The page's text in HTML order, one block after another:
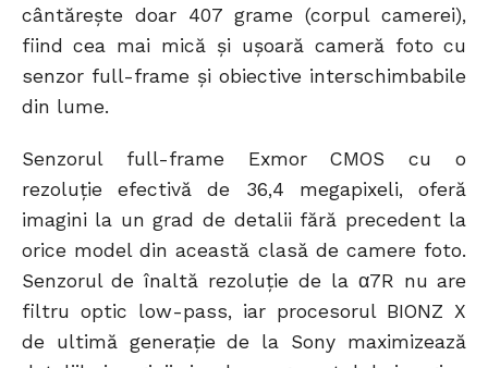
cântărește doar 407 grame (corpul camerei),
fiind cea mai mică și ușoară cameră foto cu
senzor full-frame și obiective interschimbabile
din lume.
Senzorul full-frame Exmor CMOS cu o
rezoluție efectivă de 36,4 megapixeli, oferă
imagini la un grad de detalii fără precedent la
orice model din această clasă de camere foto.
Senzorul de înaltă rezoluție de la α7R nu are
filtru optic low-pass, iar procesorul BIONZ X
de ultimă generație de la Sony maximizează